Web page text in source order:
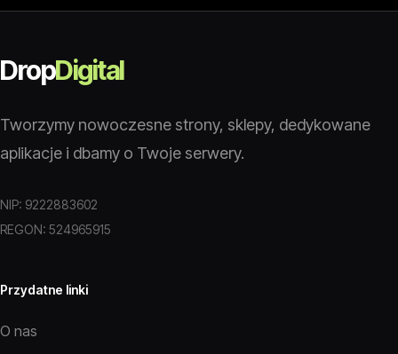
DropDigital
Tworzymy nowoczesne strony, sklepy, dedykowane
aplikacje i dbamy o Twoje serwery.
NIP: 9222883602
REGON: 524965915
Przydatne linki
O nas